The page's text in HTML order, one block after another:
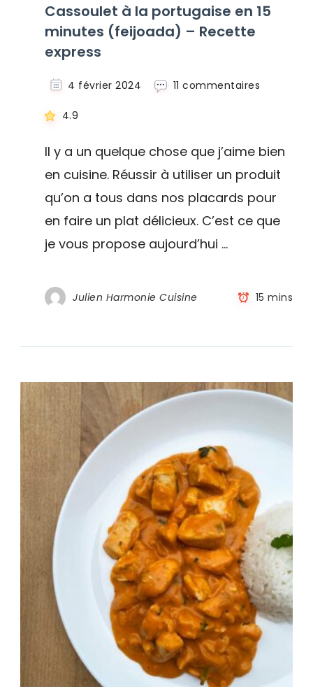
Cassoulet à la portugaise en 15
minutes (feijoada) – Recette
express
4 février 2024 11 commentaires
en
15
(feijoada)
–
Recette
4.9
Il y a un quelque chose que j’aime bien
en cuisine. Réussir à utiliser un produit
qu’on a tous dans nos placards pour
en faire un plat délicieux. C’est ce que
je vous propose aujourd’hui …
Julien Harmonie Cuisine 15 mins